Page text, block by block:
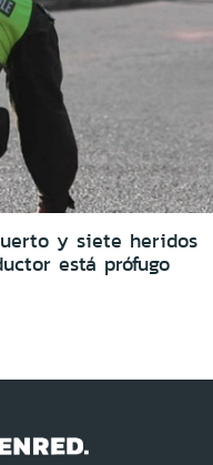
y siete heridos
está prófugo